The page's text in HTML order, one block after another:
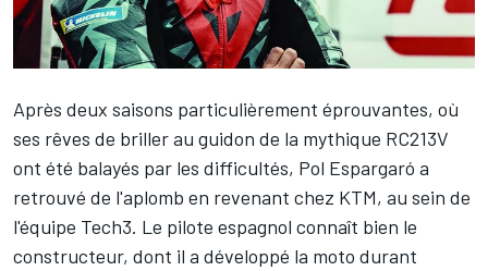
Après deux saisons particulièrement éprouvantes, où
ses rêves de briller au guidon de la mythique RC213V
ont été balayés par les difficultés, Pol Espargaró a
retrouvé de l'aplomb en revenant chez KTM, au sein de
l'équipe Tech3. Le pilote espagnol connaît bien le
constructeur, dont il a développé la moto durant